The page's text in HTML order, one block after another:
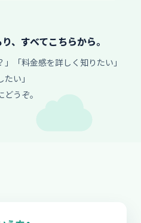
、すべてこちらから。
」「料金感を詳しく知りたい」
い」
うぞ。